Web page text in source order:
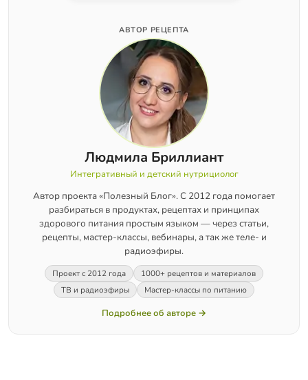
АВТОР РЕЦЕПТА
Людмила Бриллиант
Интегративный и детский нутрициолог
Автор проекта «Полезный Блог». С 2012 года помогает
разбираться в продуктах, рецептах и принципах
здорового питания простым языком — через статьи,
рецепты, мастер-классы, вебинары, а так же теле- и
радиоэфиры.
Проект с 2012 года
1000+ рецептов и материалов
ТВ и радиоэфиры
Мастер-классы по питанию
Подробнее об авторе →